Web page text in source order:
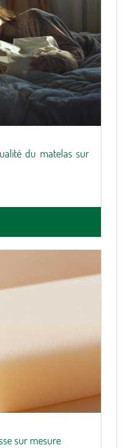
du matelas sur
sur mesure